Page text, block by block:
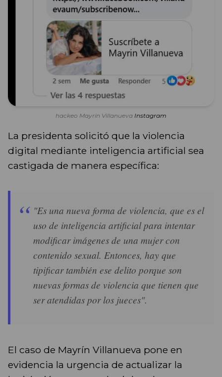
hackeo Mayrín Villanueva Instagram
La presidenta solicitó que la violencia
digital mediante inteligencia artificial sea
castigada de manera específica:
"Es una nueva forma de violencia, que es el
uso de inteligencia artificial para intentar
modificar imágenes de una mujer con
contenido sexual. Entonces, hay que
tipificar también ese delito porque son
nuevas formas de violencia que tienen que
ser atendidas por los jueces".
El caso de Mayrín Villanueva pone en
evidencia la urgencia de actualizar la